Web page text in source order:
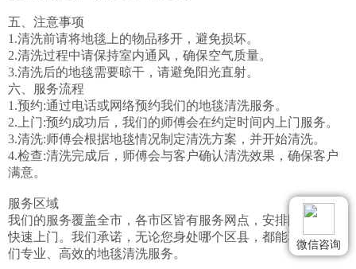
五、注意事项
1.清洗前请将地毯上的物品移开，避免损坏。
2.清洗过程中请保持室内通风，确保空气质量。
3.清洗后的地毯需要晾干，请避免阳光直射。
六、服务流程
1.预约:通过电话或网络预约我们的地毯清洗服务。
2.上门:预约成功后，我们的师傅会在约定时间内上门服务。
3.清洗:师傅会根据地毯情况制定清洗方案，并开始清洗。
4.检查:清洗完成后，师傅会与客户确认清洗效果，确保客户
满意。
服务区域
我们的服务覆盖全市，各市区皆有服务网点，安排附近师傅
快速上门。我们承诺，无论您身处哪个区县，都能享受到我
们专业、高效的地毯清洗服务。
微信咨询